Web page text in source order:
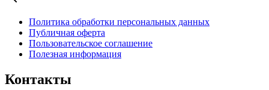
Политика обработки персональных данных
Публичная оферта
Пользовательское соглашение
Полезная информация
Контакты